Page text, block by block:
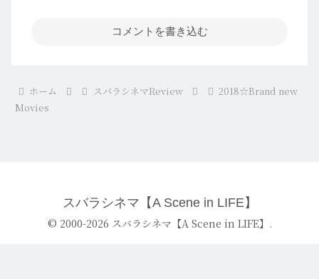
コメントを書き込む
ホーム スバラシネマReview
2018☆Brand new
Movies
スバラシネマ【A Scene in LIFE】
© 2000-2026 スバラシネマ【A Scene in LIFE】.